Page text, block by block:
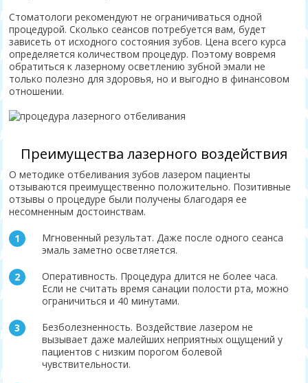
Стоматологи рекомендуют не ограничиваться одной
процедурой. Сколько сеансов потребуется вам, будет
зависеть от исходного состояния зубов. Цена всего курса
определяется количеством процедур. Поэтому вовремя
обратиться к лазерному осветлению зубной эмали не
только полезно для здоровья, но и выгодно в финансовом
отношении.
Преимущества лазерного воздействия
О методике отбеливания зубов лазером пациенты
отзываются преимущественно положительно. Позитивные
отзывы о процедуре были получены благодаря ее
несомненным достоинствам.
Мгновенный результат. Даже после одного сеанса
эмаль заметно осветляется.
Оперативность. Процедура длится не более часа.
Если не считать время санации полости рта, можно
ограничиться и 40 минутами.
Безболезненность. Воздействие лазером не
вызывает даже малейших неприятных ощущений у
пациентов с низким порогом болевой
чувствительности.